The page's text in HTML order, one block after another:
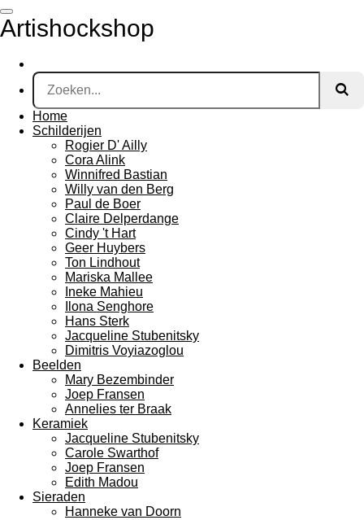
Ga
direct
hoofdinhoud
Artishockshop
Home
Schilderijen
Rogier D' Ailly
Cora Alink
Winnifred Bastian
Willy van den Berg
Paul de Boer
Claire Delperdange
Cindy 't Hart
Geer Huybers
Ton Lindhout
Mariska Mallee
Ineke Mahieu
Ilona Senghore
Hans Sterk
Jacqueline Stubenitsky
Dimitris Voyiazoglou
Beelden
Mary Bezembinder
Joep Fransen
Annelies ter Braak
Keramiek
Jacqueline Stubenitsky
Carole Swarthof
Joep Fransen
Edith Madou
Sieraden
Hanneke van Doorn